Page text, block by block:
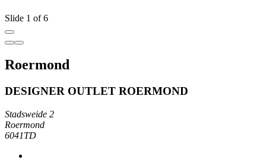
Slide 1 of 6
Roermond
DESIGNER OUTLET ROERMOND
Stadsweide 2
Roermond
6041TD